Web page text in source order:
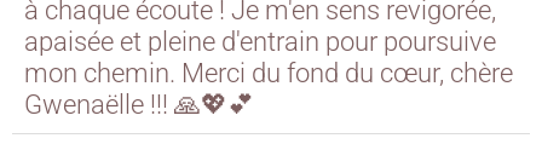
à chaque écoute ! Je m'en sens revigorée,
apaisée et pleine d'entrain pour poursuive
mon chemin. Merci du fond du cœur, chère
Gwenaëlle !!! 🙏💖💕